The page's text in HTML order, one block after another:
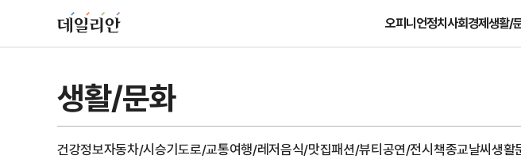
오피니언정치사회경제생활/
생활/문화
건강정보자동차/시승기도로/교통여행/레저음식/맛집패션/뷰티공연/전시책종교날씨생활